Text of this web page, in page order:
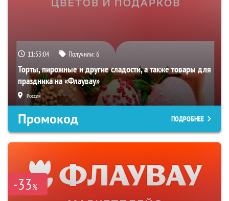
11:53:03 Получили:6
Торты, пирожные и другие сладости, а также товары для
праздника на «Флаувау»
Россия
Промокод ПОДРОБНЕЕ
-33%